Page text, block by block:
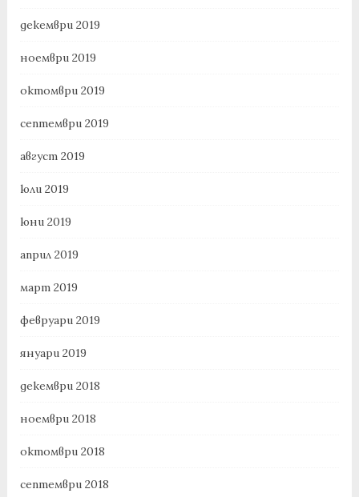
декември 2019
ноември 2019
октомври 2019
септември 2019
август 2019
юли 2019
юни 2019
април 2019
март 2019
февруари 2019
януари 2019
декември 2018
ноември 2018
октомври 2018
септември 2018